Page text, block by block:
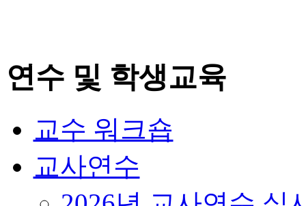
연수 및 학생교육
교수 워크숍
교사연수